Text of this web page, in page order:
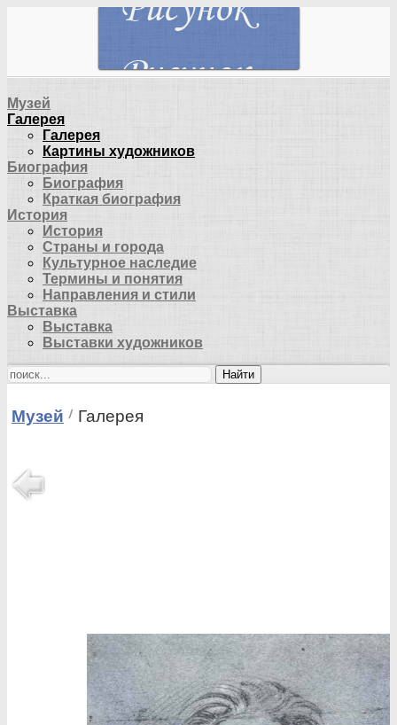
Музей
Галерея
Галерея
Картины художников
Биография
Биография
Краткая биография
История
История
Страны и города
Культурное наследие
Термины и понятия
Направления и стили
Выставка
Выставка
Выставки художников
Найти
Музей Галерея